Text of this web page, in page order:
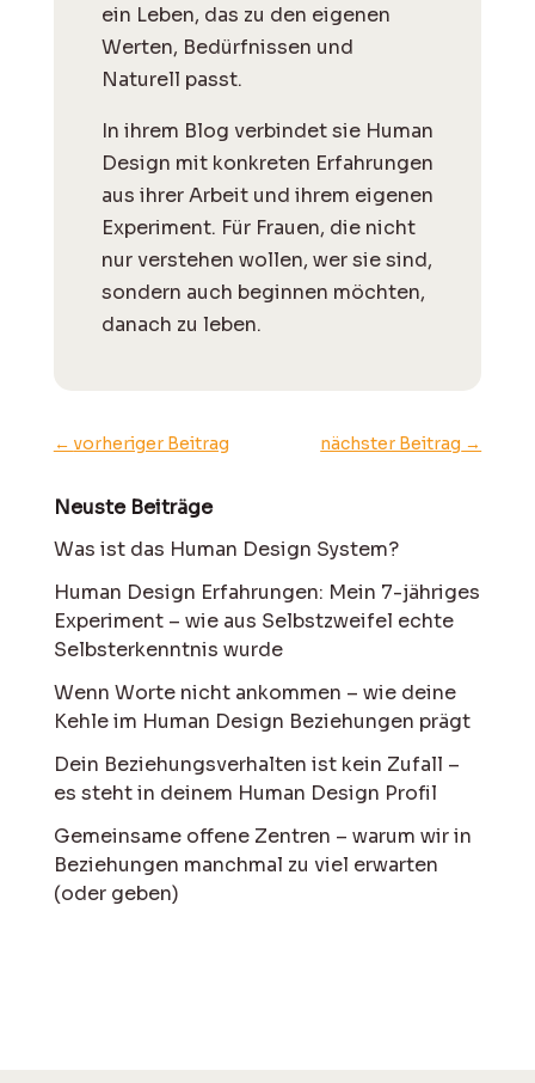
ein Leben, das zu den eigenen
Werten, Bedürfnissen und
Naturell passt.
In ihrem Blog verbindet sie Human
Design mit konkreten Erfahrungen
aus ihrer Arbeit und ihrem eigenen
Experiment. Für Frauen, die nicht
nur verstehen wollen, wer sie sind,
sondern auch beginnen möchten,
danach zu leben.
← vorheriger Beitrag nächster Beitrag →
Neuste Beiträge
Was ist das Human Design System?
Human Design Erfahrungen: Mein 7-jähriges
Experiment – wie aus Selbstzweifel echte
Selbsterkenntnis wurde
Wenn Worte nicht ankommen – wie deine
Kehle im Human Design Beziehungen prägt
Dein Beziehungsverhalten ist kein Zufall –
es steht in deinem Human Design Profil
Gemeinsame offene Zentren – warum wir in
Beziehungen manchmal zu viel erwarten
(oder geben)